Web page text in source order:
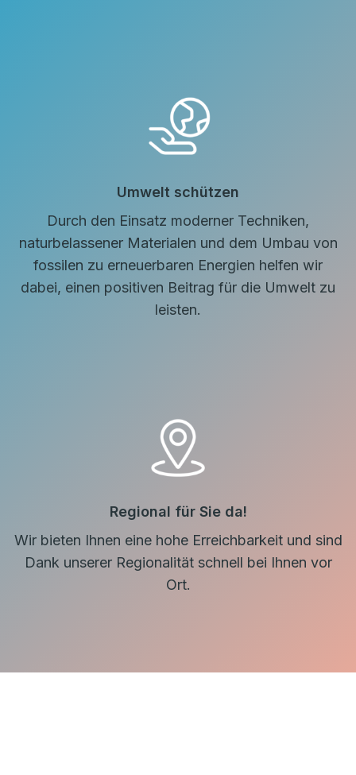
Umwelt schützen
Durch den Einsatz moderner Techniken,
naturbelassener Materialen und dem Umbau von
fossilen zu erneuerbaren Energien helfen wir
dabei, einen positiven Beitrag für die Umwelt zu
leisten.
Regional für Sie da!
Wir bieten Ihnen eine hohe Erreichbarkeit und sind
Dank unserer Regionalität schnell bei Ihnen vor
Ort.